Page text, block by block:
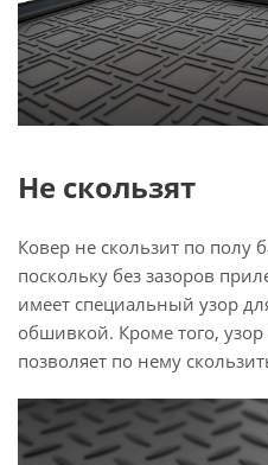
Не скользят
Ковер не скользит по полу
поскольку без зазоров
имеет специальный узор
обшивкой. Кроме того,
позволяет по нему